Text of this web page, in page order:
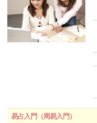
易占入門（周易入門）